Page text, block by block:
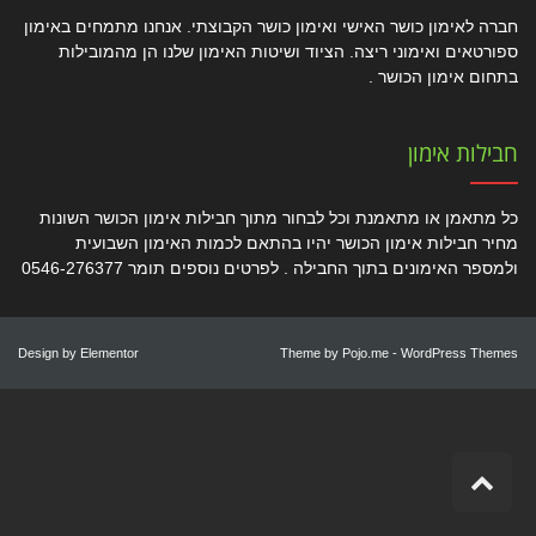
חברה לאימון כושר האישי ואימון כושר הקבוצתי. אנחנו מתמחים באימון
ספורטאים ואימוני ריצה. הציוד ושיטות האימון שלנו הן מהמובילות
בתחום אימון הכושר .
חבילות אימון
כל מתאמן או מתאמנת וכל לבחור מתוך חבילות אימון הכושר השונות
מחיר חבילות אימון הכושר יהיו בהתאם לכמות האימון השבועית
ולמספר האימונים בתוך החבילה . לפרטים נוספים תומר 0546-276377
Theme by Pojo.me - WordPress Themes
Design by Elementor